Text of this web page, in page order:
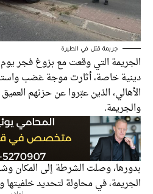
جريمة قتل في الطيرة
التي وقعت مع بزوغ فجر يوم
خاصة، أثارت موجة غضب واستنكار
الذين عبّروا عن حزنهم العميق إزاء
وصلت الشرطة إلى المكان وشرعت
في محاولة لتحديد خلفيتها